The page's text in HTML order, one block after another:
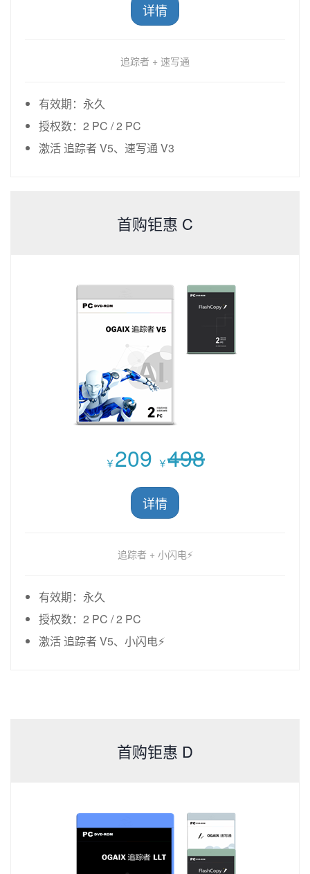
详情
追踪者 + 速写通
有效期：永久
授权数：2 PC / 2 PC
激活 追踪者 V5、速写通 V3
首购钜惠 C
￥ 209 ￥498
详情
追踪者 + 小闪电⚡
有效期：永久
授权数：2 PC / 2 PC
激活 追踪者 V5、小闪电⚡
首购钜惠 D